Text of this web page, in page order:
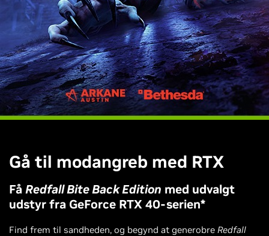
Gå til modangreb med RTX
Få Redfall Bite Back Edition med udvalgt
udstyr fra GeForce RTX 40-serien*
Find frem til sandheden, og begynd at generobre Redfall